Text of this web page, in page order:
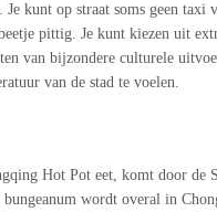
kunt op straat soms geen
pittig. Je kunt kiezen uit
van bijzondere culturele
van de stad te voelen.
Hot Pot eet, komt door de
wordt overal in